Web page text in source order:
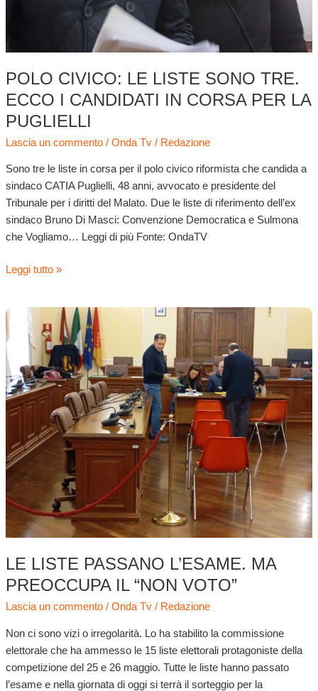
POLO CIVICO: LE LISTE SONO TRE.
ECCO I CANDIDATI IN CORSA PER LA
PUGLIELLI
Lascia un commento / Onda Tv/ Redazione
Sono tre le liste in corsa per il polo civico riformista che candida a
sindaco CATIA Puglielli, 48 anni, avvocato e presidente del
Tribunale per i diritti del Malato. Due le liste di riferimento dell’ex
sindaco Bruno Di Masci: Convenzione Democratica e Sulmona
che Vogliamo… Leggi di più Fonte: OndaTV
Puglielli
Leggi tutto »
LE LISTE PASSANO L’ESAME. MA
PREOCCUPA IL “NON VOTO”
Lascia un commento / Onda Tv/ Redazione
Non ci sono vizi o irregolarità. Lo ha stabilito la commissione
elettorale che ha ammesso le 15 liste elettorali protagoniste della
competizione del 25 e 26 maggio. Tutte le liste hanno passato
l’esame e nella giornata di oggi si terrà il sorteggio per la
Le
liste
passano
l’esame.
Ma
preoccupa
voto”